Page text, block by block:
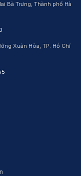
Bà Trưng, Thành phố Hà
Xuân Hòa, TP. Hồ Chí